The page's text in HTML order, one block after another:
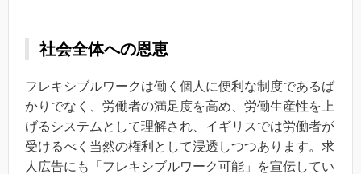
社会全体への恩恵
フレキシブルワークは働く個人に便利な制度であるば
かりでなく、労働者の満足度を高め、労働生産性を上
げるシステムとして理解され、イギリスでは労働者が
受けるべく当然の権利として浸透しつつあります。求
人広告にも「フレキシブルワーク可能」を宣伝してい